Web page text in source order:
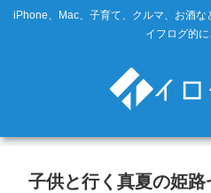
iPhone、Mac、子育て、クルマ、お酒
イフログ的に
子供と行く真夏の姫路